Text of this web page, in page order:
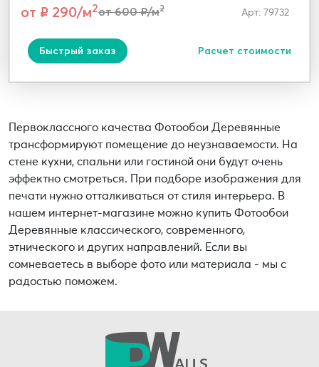
от ₽ 290/м2от 600 ₽/м2 Арт: 79732
Быстрый заказ Расчет стоимости
Первоклассного качества Фотообои Деревянные
трансформируют помещение до неузнаваемости. На
стене кухни, спальни или гостиной они будут очень
эффектно смотреться. При подборе изображения для
печати нужно отталкиваться от стиля интерьера. В
нашем интернет-магазине можно купить Фотообои
Деревянные классического, современного,
этнического и других направлений. Если вы
сомневаетесь в выборе фото или материала - мы с
радостью поможем.